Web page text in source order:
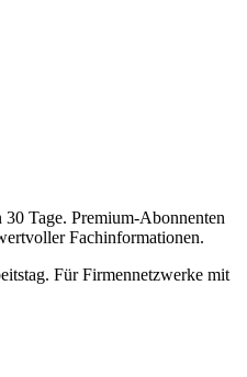
Tage. Premium-Abonnenten
Fachinformationen.
Für Firmennetzwerke mit